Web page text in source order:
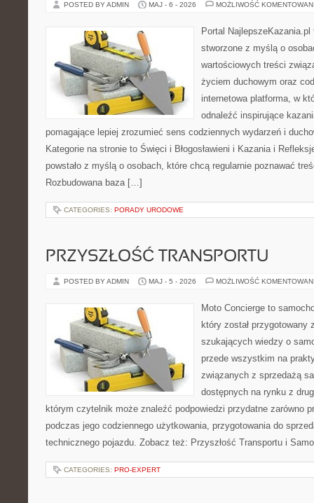
POSTED BY ADMIN MAJ - 6 - 2026 MOŻLIWOŚĆ
Portal
stworzone z myślą o
wartościowych treści
życiem duchowym oraz
internetowa platforma, w
odnaleźć inspirujące
pomagające lepiej zrozumieć sens codziennych wydarzeń i
Kategorie na stronie to Święci i Błogosławieni i Kazania i
powstało z myślą o osobach, które chcą regularnie poznawać
Rozbudowana baza […]
CATEGORIES: PORADY URODOWE
PRZYSZŁOŚĆ TRANSPORTU
POSTED BY ADMIN MAJ - 5 - 2026 MOŻLIWOŚĆ
Moto Concierge to
który został przygotowany
szukających wiedzy o
przede wszystkim na
związanych z sprzedażą
dostępnych na rynku z
którym czytelnik może znaleźć podpowiedzi przydatne zarówno
podczas jego codziennego użytkowania, przygotowania do
technicznego pojazdu. Zobacz też: Przyszłość Transportu i
CATEGORIES: PRO-EXPERT